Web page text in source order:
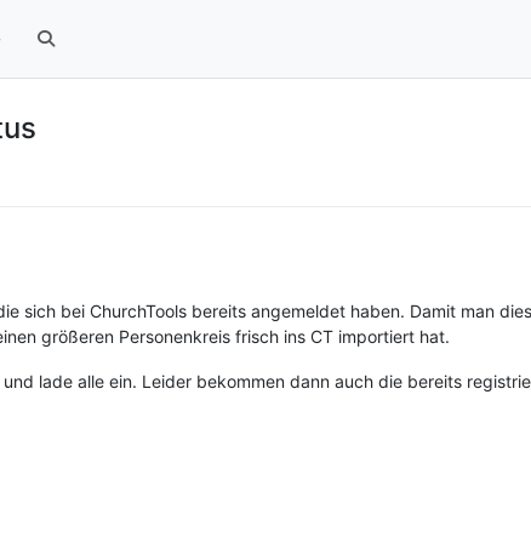
sich bei ChurchTools bereits angemeldet haben. Damit man
größeren Personenkreis frisch ins CT importiert hat.
lade alle ein. Leider bekommen dann auch die bereits